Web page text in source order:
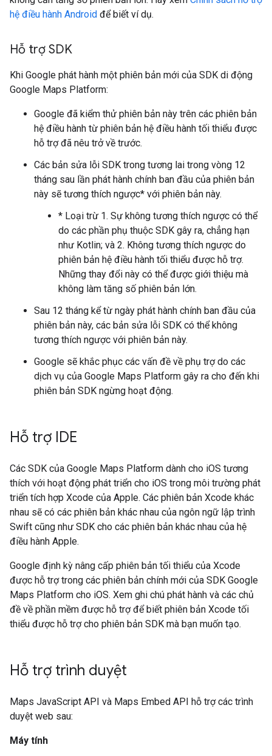
hệ điều hành Android để biết ví dụ.
Hỗ trợ SDK
Khi Google phát hành một phiên bản mới của SDK di động
Google Maps Platform:
Google đã kiểm thử phiên bản này trên các phiên bản
hệ điều hành từ phiên bản hệ điều hành tối thiểu được
hỗ trợ đã nêu trở về trước.
Các bản sửa lỗi SDK trong tương lai trong vòng 12
tháng sau lần phát hành chính ban đầu của phiên bản
này sẽ tương thích ngược* với phiên bản này.
* Loại trừ 1. Sự không tương thích ngược có thể
do các phần phụ thuộc SDK gây ra, chẳng hạn
như Kotlin; và 2. Không tương thích ngược do
phiên bản hệ điều hành tối thiểu được hỗ trợ.
Những thay đổi này có thể được giới thiệu mà
không làm tăng số phiên bản lớn.
Sau 12 tháng kể từ ngày phát hành chính ban đầu của
phiên bản này, các bản sửa lỗi SDK có thể không
tương thích ngược với phiên bản này.
Google sẽ khắc phục các vấn đề về phụ trợ do các
dịch vụ của Google Maps Platform gây ra cho đến khi
phiên bản SDK ngừng hoạt động.
Hỗ trợ IDE
Các SDK của Google Maps Platform dành cho iOS tương
thích với hoạt động phát triển cho iOS trong môi trường phát
triển tích hợp Xcode của Apple. Các phiên bản Xcode khác
nhau sẽ có các phiên bản khác nhau của ngôn ngữ lập trình
Swift cũng như SDK cho các phiên bản khác nhau của hệ
điều hành Apple.
Google định kỳ nâng cấp phiên bản tối thiểu của Xcode
được hỗ trợ trong các phiên bản chính mới của SDK Google
Maps Platform cho iOS. Xem ghi chú phát hành và các chủ
đề về phần mềm được hỗ trợ để biết phiên bản Xcode tối
thiểu được hỗ trợ cho phiên bản SDK mà bạn muốn tạo.
Hỗ trợ trình duyệt
Maps JavaScript API và Maps Embed API hỗ trợ các trình
duyệt web sau:
Máy tính